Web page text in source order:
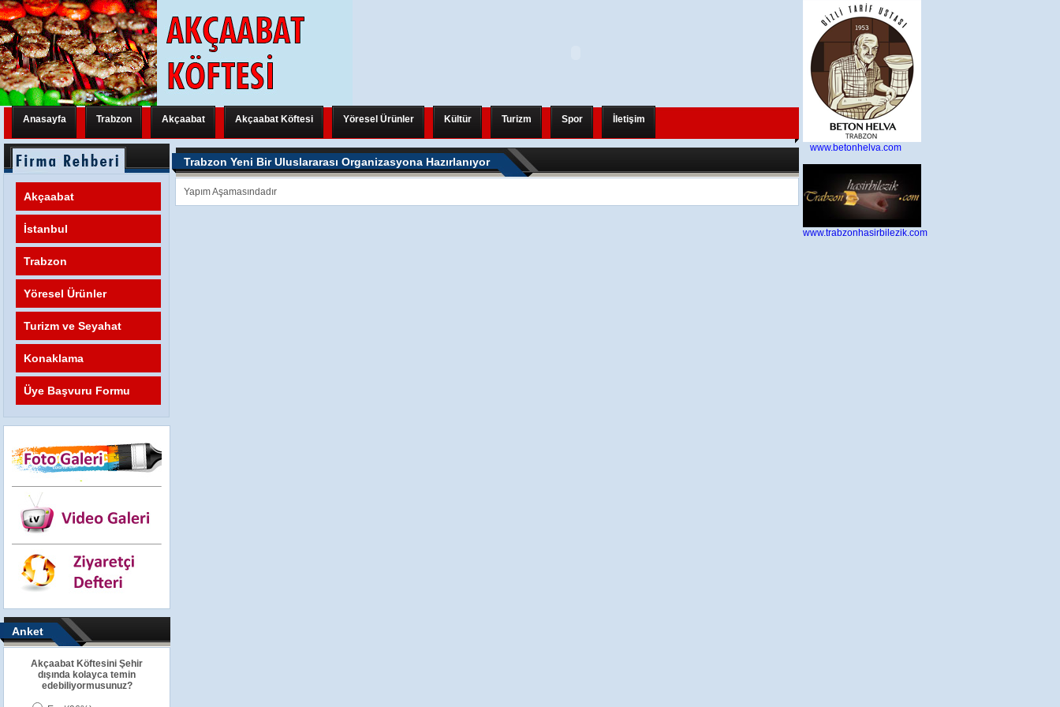
Anasayfa Trabzon Akçaabat Akçaabat Köftesi Yöresel Ürünler Kültür Turizm Spor İletişim
Trabzon Yeni Bir Uluslararası Organizasyona Hazırlanıyor Trabzon Yeni Bir Uluslararası Organizasyona Hazırlanıyor
Trabzon Yeni Bir Uluslararası Organizasyona Hazırlanıyor
Akçaabat
İstanbul
Trabzon
Yöresel Ürünler
Turizm ve Seyahat
Konaklama
Üye Başvuru Formu
Anket
Akçaabat Köftesini Şehir
dışında kolayca temin
edebiliyormusunuz?
Trabzon Yeni Bir Uluslararası Organizasyona Hazırlanıyor
Yapım Aşamasındadır
www.betonhelva.com
www.trabzonhasirbilezik.com